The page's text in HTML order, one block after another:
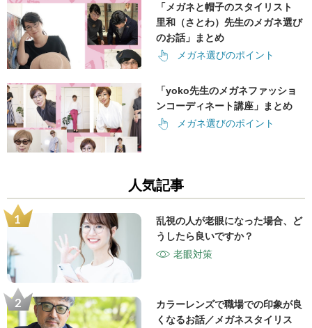
「メガネと帽子のスタイリスト
里和（さとわ）先生のメガネ選び
のお話」まとめ
メガネ選びのポイント
「yoko先生のメガネファッショ
ンコーディネート講座」まとめ
メガネ選びのポイント
人気記事
乱視の人が老眼になった場合、ど
うしたら良いですか？
老眼対策
カラーレンズで職場での印象が良
くなるお話／メガネスタイリス